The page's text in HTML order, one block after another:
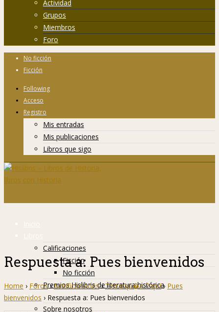
Actividad
Grupos
Miembros
Foro
No ficción
Ficción
Following
Acceso
Registro
Mis entradas
Mis publicaciones
Libros que sigo
Inicio
Libros
Calificaciones
Ficción
No ficción
Premios Hislibris de literatura histórica
Info
Sobre nosotros
Respuesta a: Pues bienvenidos
Home › Foros › Notificaciones › Tetrarqu�a Papri › Pues
bienvenidos › Respuesta a: Pues bienvenidos